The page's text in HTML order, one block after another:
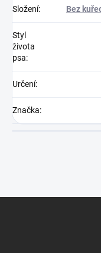
Složení: Bez
Styl
života
psa:
Určení:
Značka: